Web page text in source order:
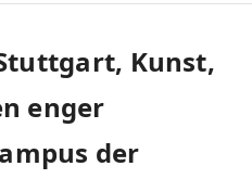
Kunst,
enger
der